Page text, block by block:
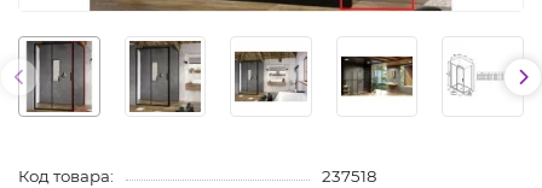
Код товара:
237518